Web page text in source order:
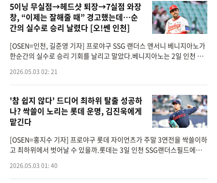
5이닝 무실점→헤드샷 퇴장→7실점 와장
창, “이제는 잘해줄 때” 경고했는데…순
간의 실수로 승리 날렸다 [오!쎈 인천]
[OSEN=인천, 길준영 기자] 프로야구 SSG 랜더스 앤서니 베니지아노가
한순간의 실수로 승리 기회를 날리고 말았다.베니지아노는 2일 인천 SS
이언츠와의 경기에
2026.05.03 02: 21
'참 쉽지 않다' 드디어 최하위 탈출 성공하
나? 싹쓸이 노리는 롯데 운명, 김진욱에게
맡긴다
[OSEN=홍지수 기자] 프로야구 롯데 자이언츠가 주말 3연전을 싹쓸이하
고 최하위에서 벗어날 수 있을까.롯데는 3일 인천 SSG랜더스필드에서 S
다. 지난 5경기 상대 전적은 SSG
2026.05.03 01: 40